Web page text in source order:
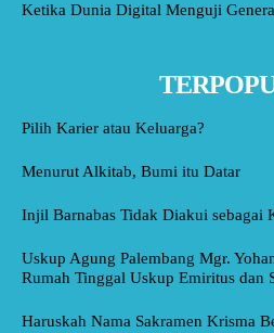
Ketika Dunia Digital Menguji
Pilih Karier atau Keluarga?
Menurut Alkitab, Bumi itu Datar
Injil Barnabas Tidak Diakui sebagai
Uskup Agung Palembang Mgr.
Rumah Tinggal Uskup Emiritus dan
Haruskah Nama Sakramen Krisma